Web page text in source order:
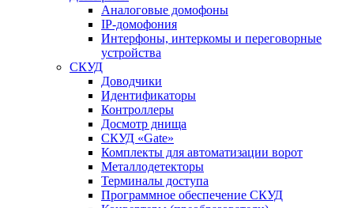
Аналоговые домофоны
IP-домофония
Интерфоны, интеркомы и переговорные
устройства
СКУД
Доводчики
Идентификаторы
Контроллеры
Досмотр днища
СКУД «Gate»
Комплекты для автоматизации ворот
Металлодетекторы
Терминалы доступа
Программное обеспечение СКУД